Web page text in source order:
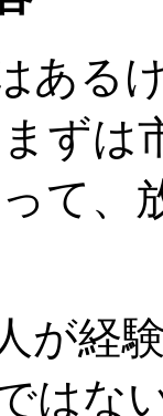
ある
ずは
て、
が経
はな